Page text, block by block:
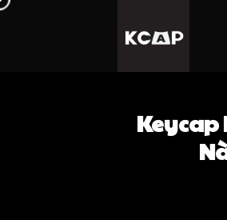
Keycap